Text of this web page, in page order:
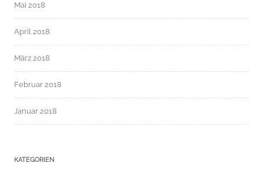
Mai 2018
April 2018
März 2018
Februar 2018
Januar 2018
KATEGORIEN